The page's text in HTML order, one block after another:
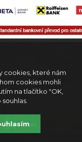
cookies, které nám
cookies mohli
na tlačítko "OK,